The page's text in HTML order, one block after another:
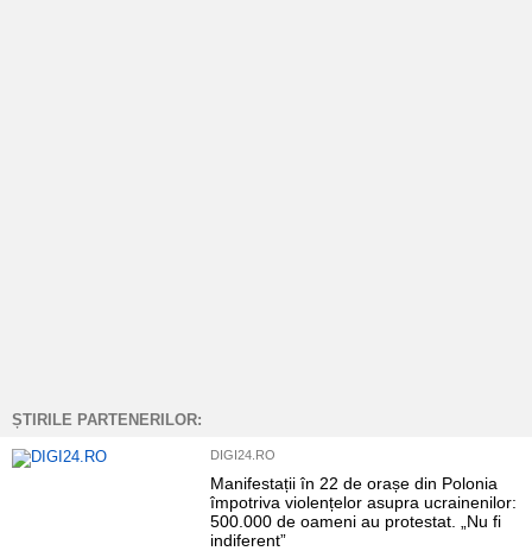
ȘTIRILE PARTENERILOR:
DIGI24.RO
Manifestații în 22 de orașe din Polonia
împotriva violențelor asupra ucrainenilor:
500.000 de oameni au protestat. „Nu fi
indiferent”